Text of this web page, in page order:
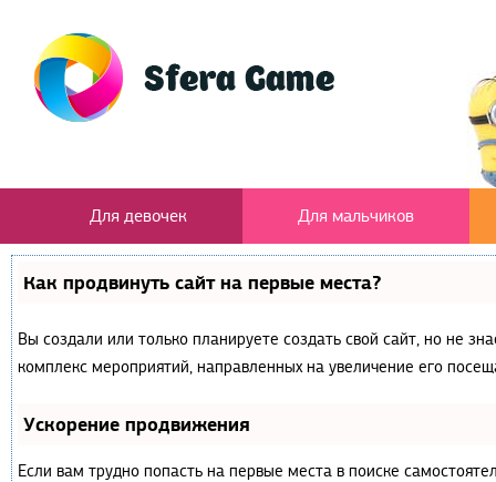
Для девочек Для мальчиков
Как продвинуть сайт на первые места?
Вы создали или только планируете создать свой сайт, но не
комплекс мероприятий, направленных на увеличение его
Ускорение продвижения
Если вам трудно попасть на первые места в поиске